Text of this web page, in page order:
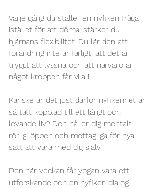
Varje gång du ställer en nyfiken fråga
istället för att döma, stärker du
hjärnans flexibilitet. Du lär den att
förändring inte är farligt, att det är
tryggt att lyssna och att närvaro är
något kroppen får vila i.
Kanske är det just därför nyfikenhet är
så tätt kopplad till ett långt och
levande liv? Den håller dig mentalt
rörlig, öppen och mottagliga för nya
sätt att vara med dig själv.
Den här veckan får yogan vara ett
utforskande och en nyfiken dialog